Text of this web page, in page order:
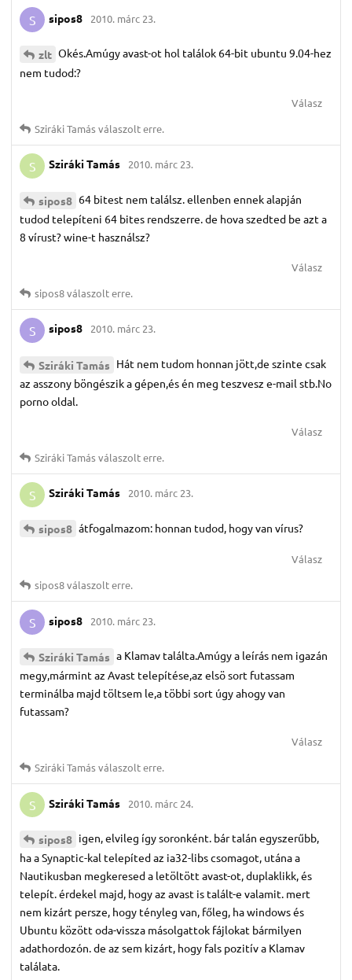
S sipos8 2010. márc 23.
zlt Okés.Amúgy avast-ot hol találok 64-bit ubuntu 9.04-hez
nem tudod:?
Válasz
Sziráki Tamásválaszolt erre.
S Sziráki Tamás 2010. márc 23.
sipos8 64 bitest nem találsz. ellenben ennek alapján
tudod telepíteni 64 bites rendszerre. de hova szedted be azt a
8 vírust? wine-t használsz?
Válasz
sipos8válaszolt erre.
S sipos8 2010. márc 23.
Sziráki Tamás Hát nem tudom honnan jött,de szinte csak
az asszony böngészik a gépen,és én meg teszvesz e-mail stb.No
porno oldal.
Válasz
Sziráki Tamásválaszolt erre.
S Sziráki Tamás 2010. márc 23.
sipos8 átfogalmazom: honnan tudod, hogy van vírus?
Válasz
sipos8válaszolt erre.
S sipos8 2010. márc 23.
Sziráki Tamás a Klamav találta.Amúgy a leírás nem igazán
megy,mármint az Avast telepítése,az elsö sort futassam
terminálba majd töltsem le,a többi sort úgy ahogy van
futassam?
Válasz
Sziráki Tamásválaszolt erre.
S Sziráki Tamás 2010. márc 24.
sipos8 igen, elvileg így soronként. bár talán egyszerűbb,
ha a Synaptic-kal telepíted az ia32-libs csomagot, utána a
Nautikusban megkeresed a letöltött avast-ot, duplaklikk, és
telepít. érdekel majd, hogy az avast is talált-e valamit. mert
nem kizárt persze, hogy tényleg van, főleg, ha windows és
Ubuntu között oda-vissza másolgattok fájlokat bármilyen
adathordozón. de az sem kizárt, hogy fals pozitív a Klamav
találata.